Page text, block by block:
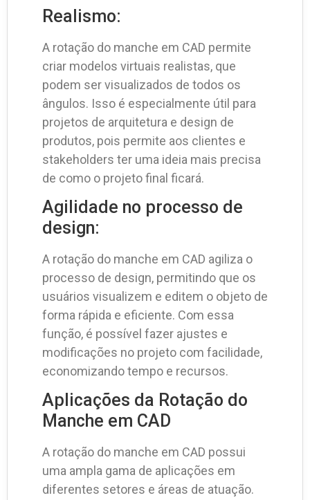
Realismo:
A rotação do manche em CAD permite
criar modelos virtuais realistas, que
podem ser visualizados de todos os
ângulos. Isso é especialmente útil para
projetos de arquitetura e design de
produtos, pois permite aos clientes e
stakeholders ter uma ideia mais precisa
de como o projeto final ficará.
Agilidade no processo de
design:
A rotação do manche em CAD agiliza o
processo de design, permitindo que os
usuários visualizem e editem o objeto de
forma rápida e eficiente. Com essa
função, é possível fazer ajustes e
modificações no projeto com facilidade,
economizando tempo e recursos.
Aplicações da Rotação do
Manche em CAD
A rotação do manche em CAD possui
uma ampla gama de aplicações em
diferentes setores e áreas de atuação.